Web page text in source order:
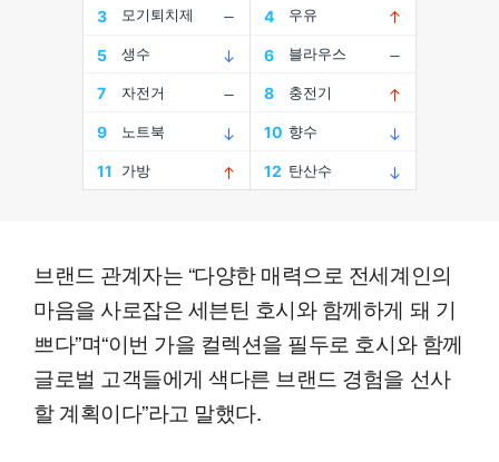
브랜드 관계자는 “다양한 매력으로 전세계인의
마음을 사로잡은 세븐틴 호시와 함께하게 돼 기
쁘다”며“이번 가을 컬렉션을 필두로 호시와 함께
글로벌 고객들에게 색다른 브랜드 경험을 선사
할 계획이다”라고 말했다.